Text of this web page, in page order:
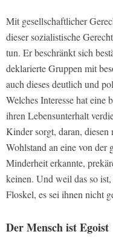
Mit gesellschaftlicher
dieser sozialistische
tun. Er beschränkt sich
deklarierte Gruppen mit
auch dieses deutlich und
Welches Interesse hat
ihren Lebensunterhalt
Kinder sorgt, daran,
Wohlstand an eine von der
Minderheit erkannte,
keinen. Und weil das so
Floskel, es sei ihnen nicht
Der Mensch ist Egoist